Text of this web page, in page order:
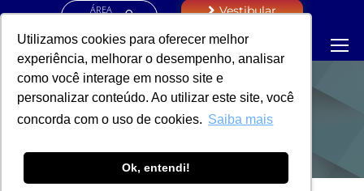
Utilizamos cookies para oferecer melhor
experiência, melhorar o desempenho, analisar
como você interage em nosso site e
personalizar conteúdo. Ao utilizar este site, você
concorda com o uso de cookies. Saiba mais
Ok, entendi!
ÁREA
Vestibular
NOTÍCIAS